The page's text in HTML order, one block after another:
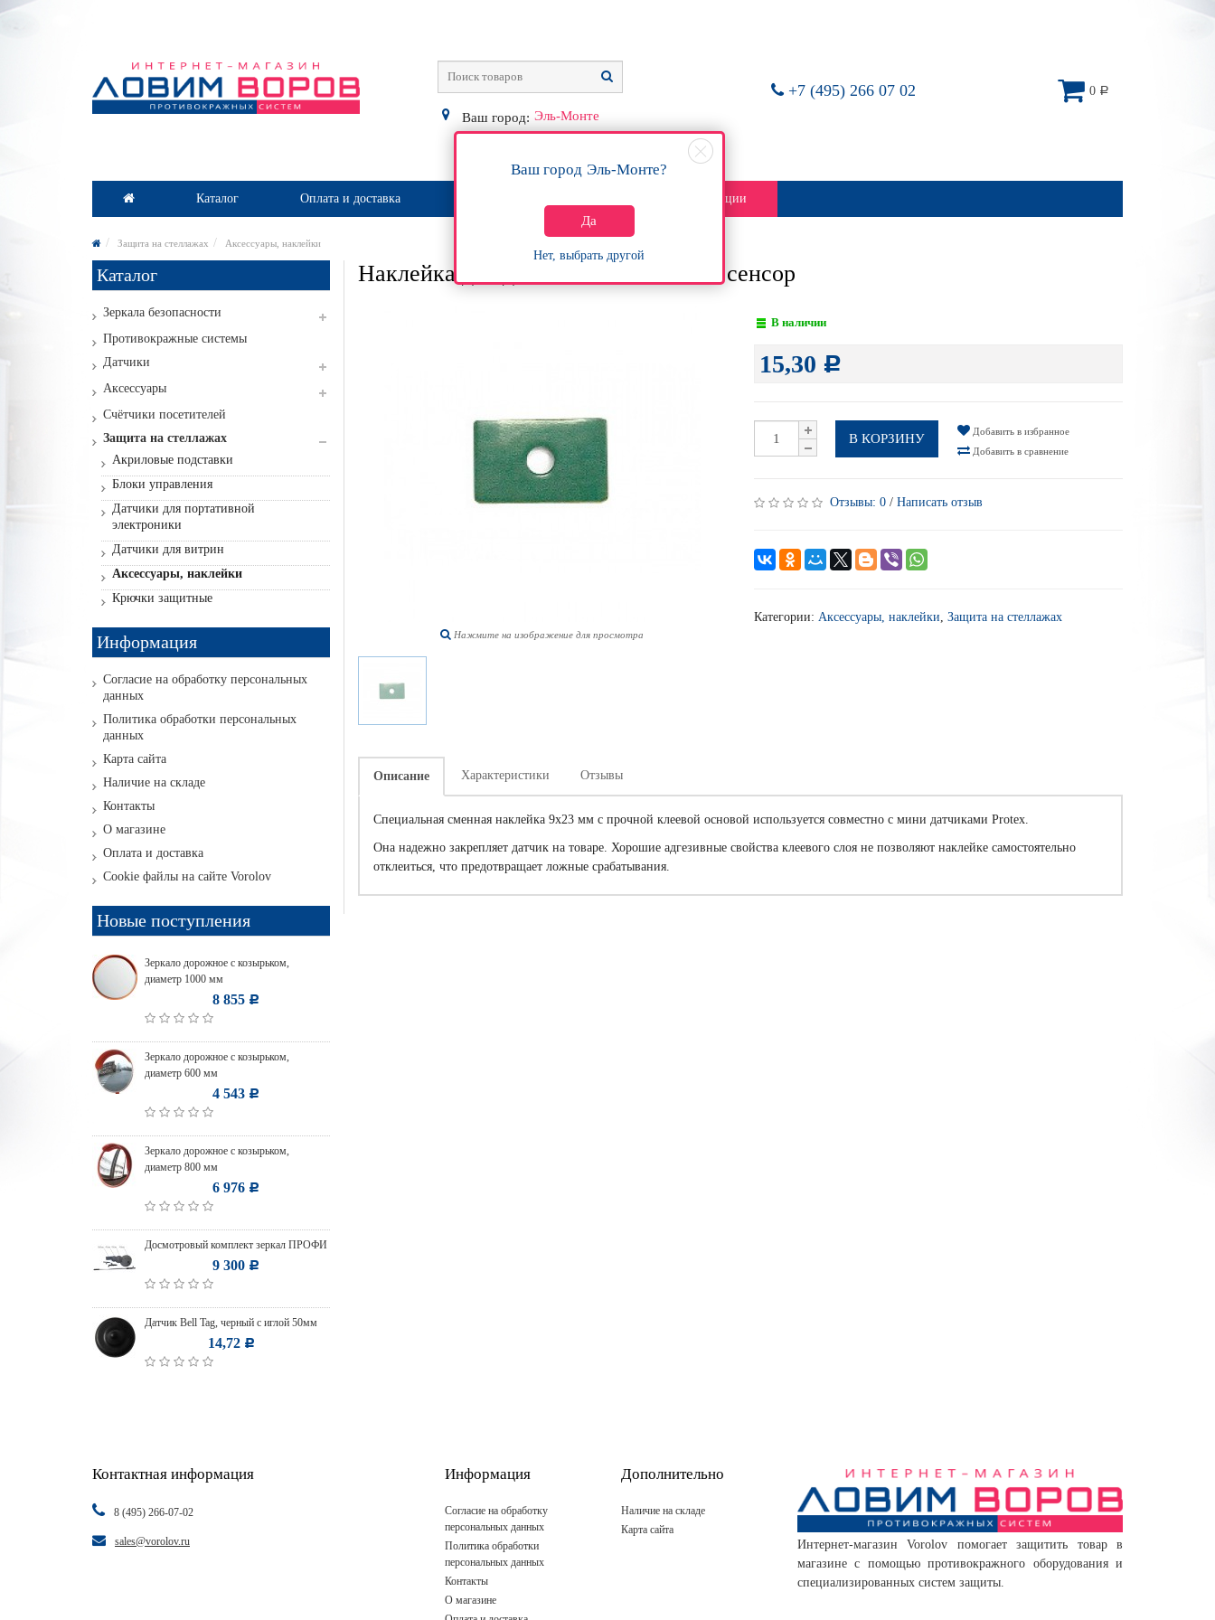
+7 (495) 266 07 02
Ваш город: Эль-Монте
Ваш город Эль-Монте?
Да
Нет, выбрать другой
0 Р
Каталог Оплата и доставка Акции
Защита на стеллажах Аксессуары, наклейки
Каталог
Зеркала безопасности
Противокражные системы
Датчики
Аксессуары
Счётчики посетителей
Защита на стеллажах
Акриловые подставки
Блоки управления
Датчики для портативной
электроники
Датчики для витрин
Аксессуары, наклейки
Крючки защитные
Информация
Согласие на обработку персональных
данных
Политика обработки персональных
данных
Карта сайта
Наличие на складе
Контакты
О магазине
Оплата и доставка
Cookie файлы на сайте Vorolov
Новые поступления
Зеркало дорожное с козырьком,
диаметр 1000 мм
8 855 Р
Зеркало дорожное с козырьком,
диаметр 600 мм
4 543 Р
Зеркало дорожное с козырьком,
диаметр 800 мм
6 976 Р
Досмотровый комплект зеркал ПРОФИ
9 300 Р
Датчик Bell Tag, черный с иглой 50мм
14,72 Р
Наклейка для датчика Protex, Мини сенсор
Нажмите на изображение для просмотра
В наличии
15,30 Р
В КОРЗИНУ
Добавить в избранное
Добавить в сравнение
Отзывы: 0/ Написать отзыв
Категории: Аксессуары, наклейки, Защита на стеллажах
Описание Характеристики Отзывы
Специальная сменная наклейка 9х23 мм с прочной клеевой основой используется совместно с мини датчиками Protex.
Она надежно закрепляет датчик на товаре. Хорошие адгезивные свойства клеевого слоя не позволяют наклейке самостоятельно
отклеиться, что предотвращает ложные срабатывания.
Контактная информация
8 (495) 266-07-02
sales@vorolov.ru
Информация
Согласие на обработку
персональных данных
Политика обработки
персональных данных
Контакты
О магазине
Дополнительно
Наличие на складе
Карта сайта
Интернет-магазин Vorolov помогает защитить товар в
магазине с помощью противокражного оборудования и
специализированных систем защиты.